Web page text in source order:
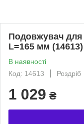
Подовжувач для
L=165 мм (14613)
В наявності
Код: 14613
Роздріб
1 029 ₴